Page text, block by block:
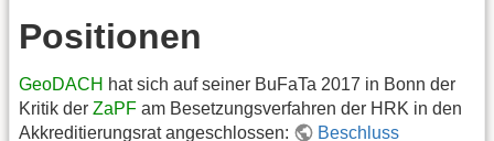
Positionen
GeoDACH hat sich auf seiner BuFaTa 2017 in Bonn der
Kritik der ZaPF am Besetzungsverfahren der HRK in den
Akkreditierungsrat angeschlossen:
Beschluss